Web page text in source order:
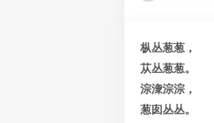
枞丛葱葱，
苁丛葱葱。
淙潨淙淙，
葱囱丛丛。